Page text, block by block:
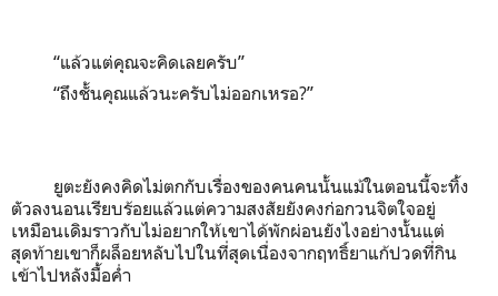
“แล้วแต่คุณจะคิดเลยครับ”
“ถึงชั้นคุณแล้วนะครับไม่ออกเหรอ?”
ยูตะยังคงคิดไม่ตกกับเรื่องของคนคนนั้นแม้ในตอนนี้จะทิ้ง
ตัวลงนอนเรียบร้อยแล้วแต่ความสงสัยยังคงก่อกวนจิตใจอยู่
เหมือนเดิมราวกับไม่อยากให้เขาได้พักผ่อนยังไงอย่างนั้นแต่
สุดท้ายเขาก็ผล็อยหลับไปในที่สุดเนื่องจากฤทธิ์ยาแก้ปวดที่กิน
เข้าไปหลังมื้อค่ำ